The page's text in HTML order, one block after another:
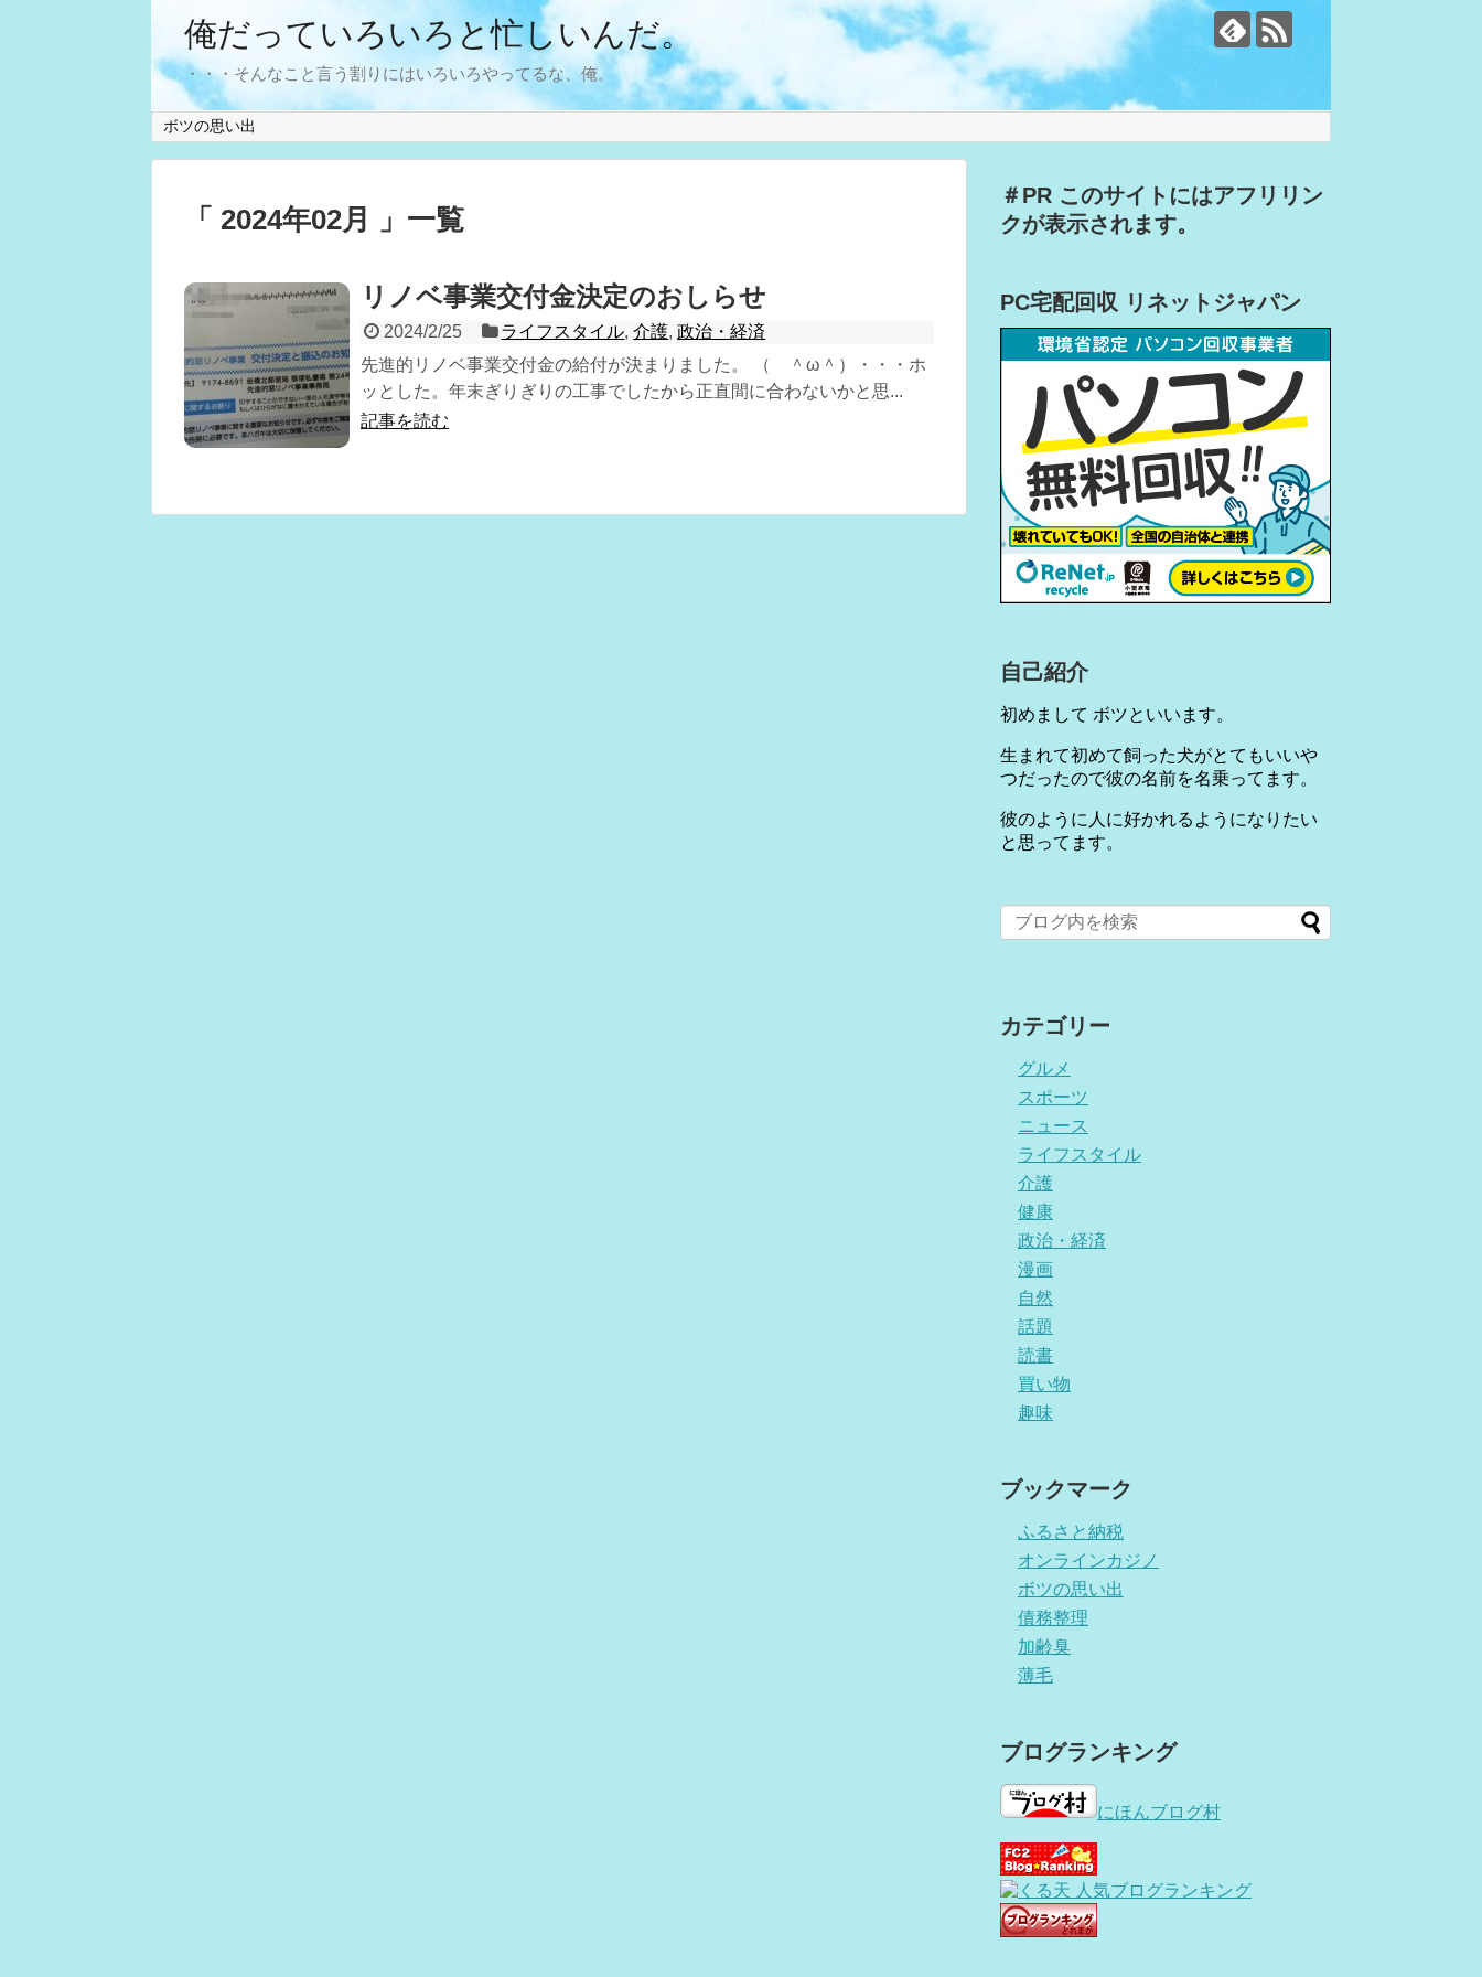
俺だっていろいろと忙しいんだ。
・・・そんなこと言う割りにはいろいろやってるな、俺。
ボツの思い出
「 2024年02月 」一覧
リノベ事業交付金決定のおしらせ
2024/2/25 ライフスタイル,介護,政治・経済
先進的リノベ事業交付金の給付が決まりました。 （ ＾ω＾）・・・ホ
ッとした。年末ぎりぎりの工事でしたから正直間に合わないかと思...
記事を読む
＃PR このサイトにはアフリリン
クが表示されます。
PC宅配回収 リネットジャパン
自己紹介
初めまして ボツといいます。
生まれて初めて飼った犬がとてもいいや
つだったので彼の名前を名乗ってます。
彼のように人に好かれるようになりたい
と思ってます。
カテゴリー
グルメ
スポーツ
ニュース
ライフスタイル
介護
健康
政治・経済
漫画
自然
話題
読書
買い物
趣味
ブックマーク
ふるさと納税
オンラインカジノ
ボツの思い出
債務整理
加齢臭
薄毛
ブログランキング
にほんブログ村